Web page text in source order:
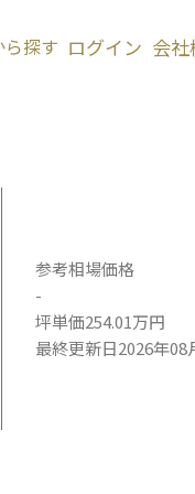
ら探す ログイン 会
参考相場価格
-
坪単価254.01万円
最終更新日2026年08